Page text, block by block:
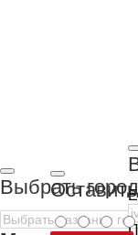
Выбрать город